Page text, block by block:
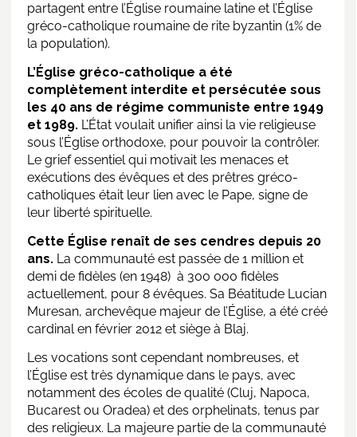
partagent entre l’Église roumaine latine et l’Église
gréco-catholique roumaine de rite byzantin (1% de
la population).
L’Église gréco-catholique a été
complètement interdite et persécutée sous
les 40 ans de régime communiste entre 1949
et 1989. L’État voulait unifier ainsi la vie religieuse
sous l’Église orthodoxe, pour pouvoir la contrôler.
Le grief essentiel qui motivait les menaces et
exécutions des évêques et des prêtres gréco-
catholiques était leur lien avec le Pape, signe de
leur liberté spirituelle.
Cette Église renaît de ses cendres depuis 20
ans. La communauté est passée de 1 million et
demi de fidèles (en 1948) à 300 000 fidèles
actuellement, pour 8 évêques. Sa Béatitude Lucian
Muresan, archevêque majeur de l’Église, a été créé
cardinal en février 2012 et siège à Blaj.
Les vocations sont cependant nombreuses, et
l’Église est très dynamique dans le pays, avec
notamment des écoles de qualité (Cluj, Napoca,
Bucarest ou Oradea) et des orphelinats, tenus par
des religieux. La majeure partie de la communauté